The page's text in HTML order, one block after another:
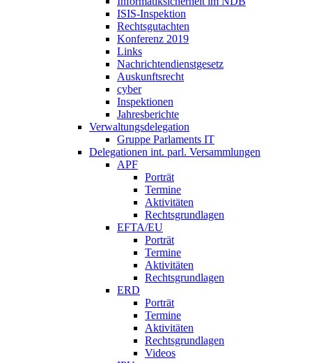
ISIS-Inspektion
Rechtsgutachten
Konferenz 2019
Links
Nachrichtendienstgesetz
Auskunftsrecht
cyber
Inspektionen
Jahresberichte
Verwaltungsdelegation
Gruppe Parlaments IT
Delegationen int. parl. Versammlungen
APF
Porträt
Termine
Aktivitäten
Rechtsgrundlagen
EFTA/EU
Porträt
Termine
Aktivitäten
Rechtsgrundlagen
ERD
Porträt
Termine
Aktivitäten
Rechtsgrundlagen
Videos